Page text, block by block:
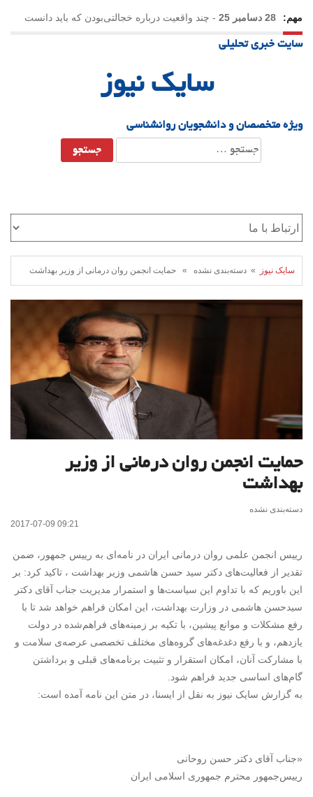
مهم: 28 دسامبر 25 - چند واقعیت درباره خجالتی‌بودن که باید دانست
سایت خبری تحلیلی
سایک نیوز
ویژه متخصصان و دانشجویان روانشناسی
جستجو
برای:
سایک نیوز » دسته‌بندی نشده » حمایت انجمن روان درمانی از وزیر بهداشت
حمایت انجمن روان درمانی از وزیر
بهداشت
دسته‌بندی نشده
2017-07-09 09:21
رییس انجمن علمی روان درمانی ایران در نامه‌ای به رییس جمهور، ضمن
تقدیر از فعالیت‌های دکتر سید حسن هاشمی وزیر بهداشت ، تاکید کرد: بر
این باوریم که با تداوم این سیاست‌ها و استمرار مدیریت جناب آقای دکتر
سیدحسن هاشمی در وزارت بهداشت، این امکان فراهم خواهد شد تا با
رفع مشکلات و موانع پیشین، با تکیه بر زمینه‌های فراهم‌شده در دولت
یازدهم، و با رفع دغدغه‌های گروه‌های مختلف تخصصی عرصه‌ی سلامت و
با مشارکت آنان، امکان استقرار و تثبیت برنامه‌های قبلی و برداشتن
گام‌های اساسی جدید فراهم شود.
به گزارش سایک نیوز به نقل از ایسنا، در متن این نامه آمده است:
«جناب آقای دکتر حسن روحانی
رییس‌جمهور محترم جمهوری اسلامی ایران